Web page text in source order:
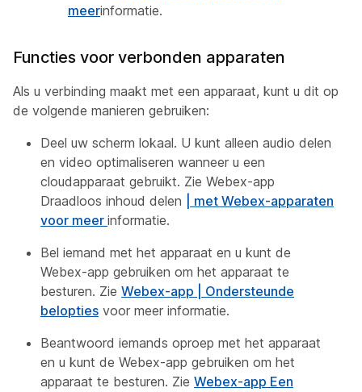
meerinformatie.
Functies voor verbonden apparaten
Als u verbinding maakt met een apparaat, kunt u dit op
de volgende manieren gebruiken:
Deel uw scherm lokaal. U kunt alleen audio delen
en video optimaliseren wanneer u een
cloudapparaat gebruikt. Zie Webex-app
Draadloos inhoud delen
| met Webex-apparaten
voor meer informatie.
Bel iemand met het apparaat en u kunt de
Webex-app gebruiken om het apparaat te
besturen. Zie Webex-app | Ondersteunde
belopties voor meer informatie.
Beantwoord iemands oproep met het apparaat
en u kunt de Webex-app gebruiken om het
apparaat te besturen. Zie Webex-app Een